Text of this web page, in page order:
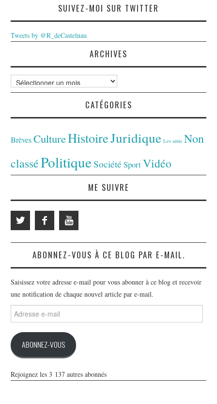
SUIVEZ-MOI SUR TWITTER
Tweets by @R_deCastelnau
ARCHIVES
Archives
CATÉGORIES
Brèves CultureHistoireJuridique Les amis Non
classéPolitiqueSociété SportVidéo
ME SUIVRE
ABONNEZ-VOUS À CE BLOG PAR E-MAIL.
Saisissez votre adresse e-mail pour vous abonner à ce blog et recevoir
une notification de chaque nouvel article par e-mail.
e-
ABONNEZ-VOUS
Rejoignez les 3 137 autres abonnés